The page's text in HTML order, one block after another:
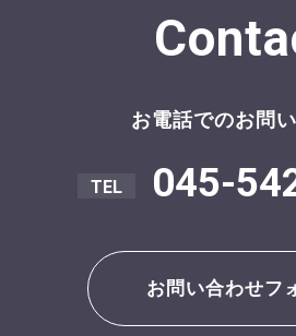
お電話でのお問
045-
お問い合わせフ